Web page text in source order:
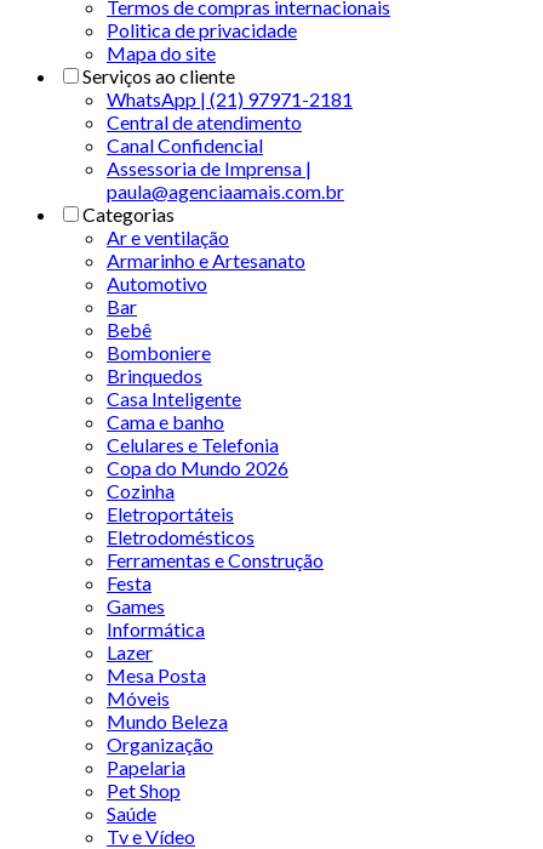
Termos de compras internacionais
Politica de privacidade
Mapa do site
Serviços ao cliente
WhatsApp | (21) 97971-2181
Central de atendimento
Canal Confidencial
Assessoria de Imprensa |
paula@agenciaamais.com.br
Categorias
Ar e ventilação
Armarinho e Artesanato
Automotivo
Bar
Bebê
Bomboniere
Brinquedos
Casa Inteligente
Cama e banho
Celulares e Telefonia
Copa do Mundo 2026
Cozinha
Eletroportáteis
Eletrodomésticos
Ferramentas e Construção
Festa
Games
Informática
Lazer
Mesa Posta
Móveis
Mundo Beleza
Organização
Papelaria
Pet Shop
Saúde
Tv e Vídeo